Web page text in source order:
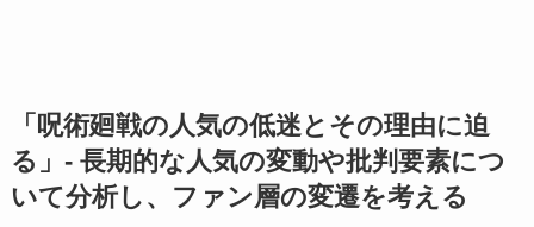
「呪術廻戦の人気の低迷とその理由に迫
る」- 長期的な人気の変動や批判要素につ
いて分析し、ファン層の変遷を考える